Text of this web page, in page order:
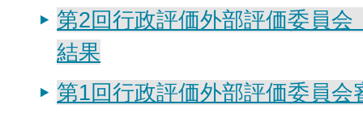
第2回行政評価外部評価委員会
結果
第1回行政評価外部評価委員会